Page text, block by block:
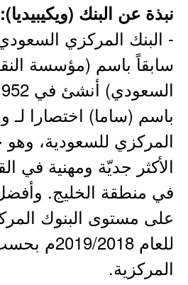
نبذة عن البنك (ويكيبيديا):
- البنك المركزي
سابقاً باسم (مؤسسة
باسم (ساما) اختصارا
المركزي للسعودية، وهو
الأكثر جديّة ومهنية في
في منطقة الخليج.
على مستوى البنوك
للعام 2019/
المركزية.